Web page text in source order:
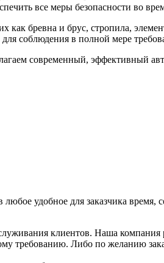
все меры безопасности во
бревна и брус, стропила,
соблюдения в полной мере
современный, эффективный
удобное для заказчика время,
клиентов. Наша компания
требованию. Либо по желанию